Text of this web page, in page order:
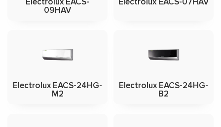
09HAV
Electrolux EACS-24HG-
M2
Electrolux EACS-24HG-
B2